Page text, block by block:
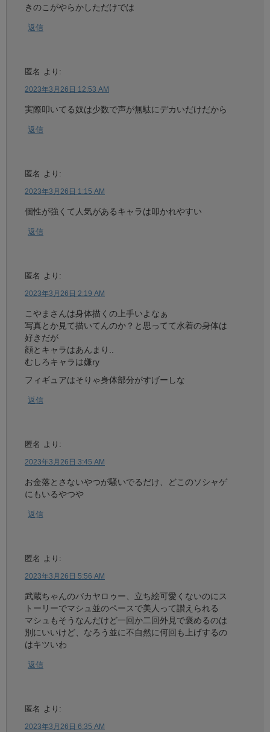
きのこがやらかしただけでは
返信
匿名 より:
2023年3月26日 12:53 AM
実際叩いてる奴は少数で声が無駄にデカいだけだから
返信
匿名 より:
2023年3月26日 1:15 AM
個性が強くて人気があるキャラは叩かれやすい
返信
匿名 より:
2023年3月26日 2:19 AM
こやまさんは身体描くの上手いよなぁ
写真とか見て描いてんのか？と思ってて水着の身体は
好きだが
顔とキャラはあんまり..
むしろキャラは嫌ry
フィギュアはそりゃ身体部分がすげーしな
返信
匿名 より:
2023年3月26日 3:45 AM
お金落とさないやつが騒いでるだけ、どこのソシャゲ
にもいるやつや
返信
匿名 より:
2023年3月26日 5:56 AM
武蔵ちゃんのバカヤロゥー、立ち絵可愛くないのにス
トーリーでマシュ並のペースで美人って讃えられる
マシュもそうなんだけど一回か二回外見で褒めるのは
別にいいけど、なろう並に不自然に何回も上げするの
はキツいわ
返信
匿名 より:
2023年3月26日 6:35 AM